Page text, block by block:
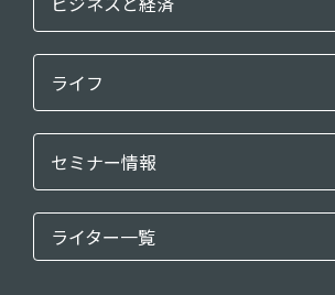
ライフ
セミナー情報
ライター一覧